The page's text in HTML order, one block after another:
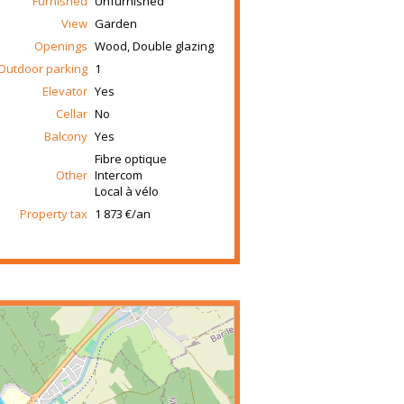
View Garden
Openings Wood, Double glazing
parking 1
Elevator Yes
Cellar No
Balcony Yes
Other
Fibre optique
Intercom
Local à vélo
Property tax 1 873 €/an